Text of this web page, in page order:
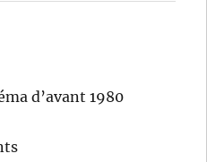
d’avant 1980